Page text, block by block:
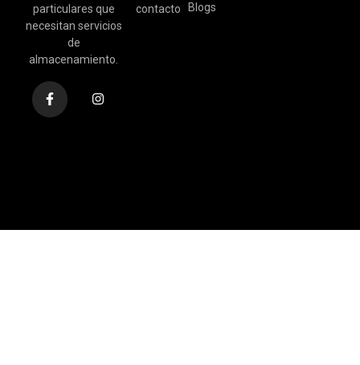
particulares que
necesitan servicios
de
almacenamiento.
contacto
Blogs